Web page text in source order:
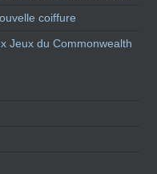
coiffure
Jeux du Commonwealth